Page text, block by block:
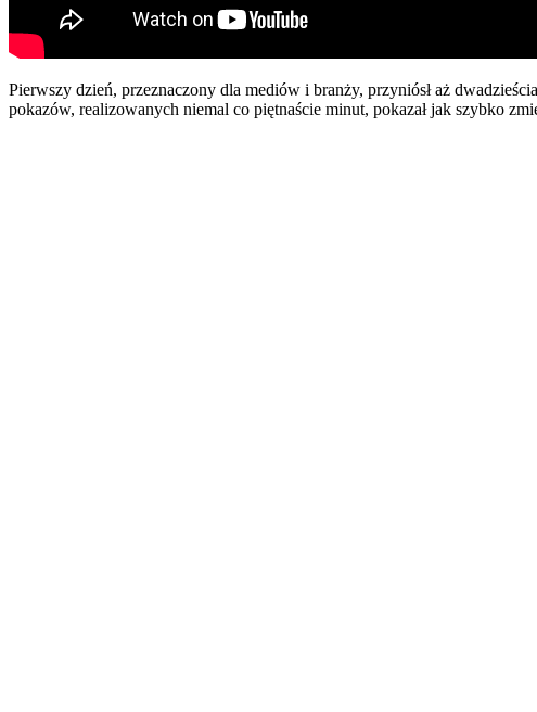
Pierwszy dzień, przeznaczony dla mediów i branży, przyniósł aż
pokazów, realizowanych niemal co piętnaście minut, pokazał jak szybko